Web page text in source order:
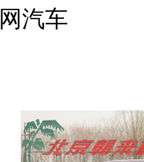
汽车